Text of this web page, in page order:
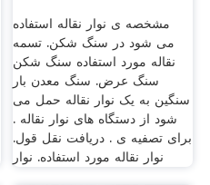
مشخصه ی نوار نقاله استفاده
می شود در سنگ شکن. تسمه
نقاله مورد استفاده سنگ شکن
سنگ عرض. سنگ معدن بار
سنگین به یک نوار نقاله حمل می
شود از دستگاه های نوار نقاله .
برای تصفیه ی . دریافت نقل قول.
نوار نقاله مورد استفاده. نوار